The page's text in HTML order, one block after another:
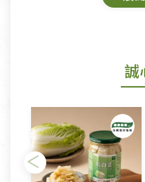
鑑賞期商品說明：
若您購買的商品有下列
形者，除商品瑕疵以外
依消保法之規定提供該
日)的服務，原則上若
瑕疵)，一般皆可申請退
誠